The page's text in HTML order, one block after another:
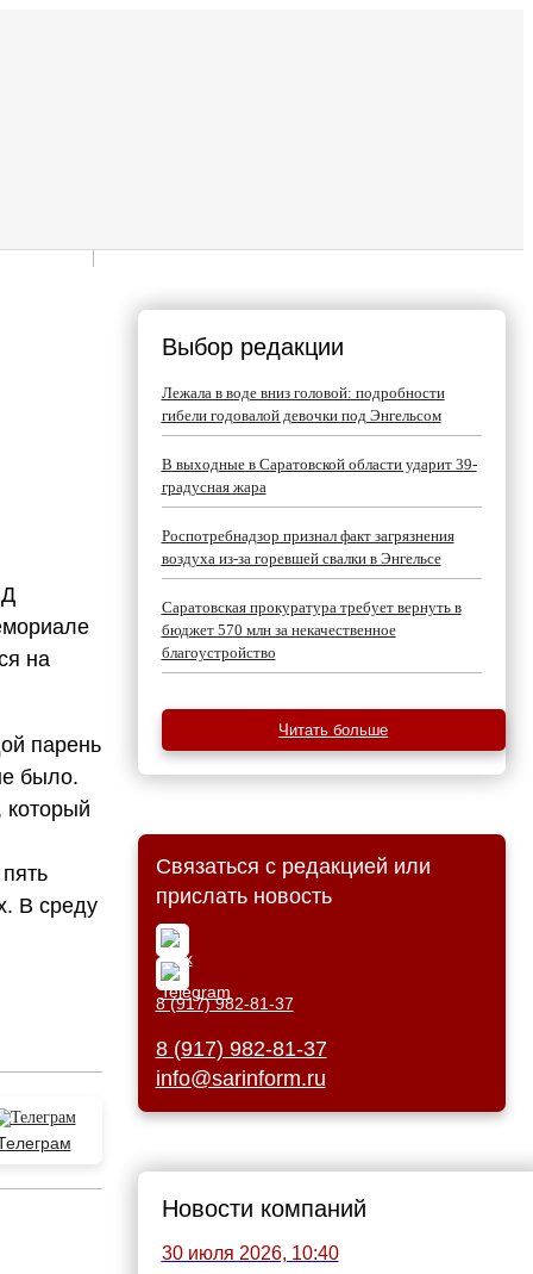
на
парень
было.
который
В среду
Выбор редакции
Лежала в воде вниз головой: подробности
гибели годовалой девочки под Энгельсом
В выходные в Саратовской области ударит 39-
градусная жара
Роспотребнадзор признал факт загрязнения
воздуха из-за горевшей свалки в Энгельсе
Саратовская прокуратура требует вернуть в
бюджет 570 млн за некачественное
благоустройство
Читать больше
Связаться с редакцией или
прислать новость
8 (917) 982-81-37
8 (917) 982-81-37
info@sarinform.ru
Новости компаний
30 июля 2026, 10:40